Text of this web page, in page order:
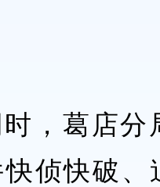
，葛店分
侦快破